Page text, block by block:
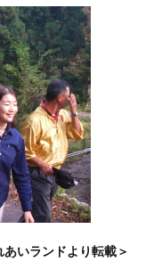
いランドより転載＞